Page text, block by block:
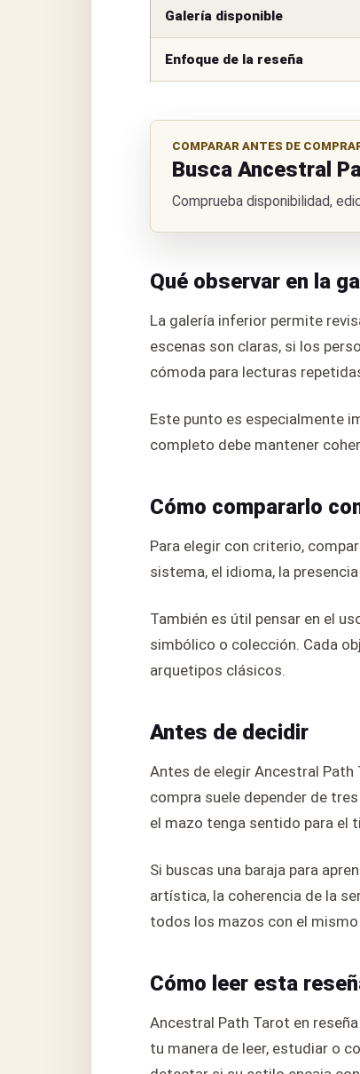
Galería disponible
Enfoque de la reseña
COMPARAR ANTES DE
Busca Ancestral
Comprueba disponibilidad,
Qué observar en la
La galería inferior permite
escenas son claras, si los
cómoda para lecturas
Este punto es especialmente
completo debe mantener
Cómo compararlo
Para elegir con criterio,
sistema, el idioma, la
También es útil pensar en el
simbólico o colección. Cada
arquetipos clásicos.
Antes de decidir
Antes de elegir Ancestral Path
compra suele depender de
el mazo tenga sentido para el
Si buscas una baraja para
artística, la coherencia de la
todos los mazos con el
Cómo leer esta
Ancestral Path Tarot en
tu manera de leer, estudiar o